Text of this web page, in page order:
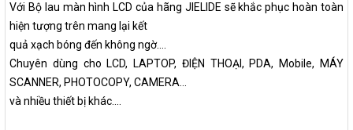
Với Bộ lau màn hình LCD của hãng JIELIDE sẽ khắc phục hoàn toàn
hiện tượng trên mang lại kết
quả xạch bóng đến không ngờ....
Chuyên dùng cho LCD, LAPTOP, ĐIỆN THOẠI, PDA, Mobile, MÁY
SCANNER, PHOTOCOPY, CAMERA...
và nhiều thiết bị khác....